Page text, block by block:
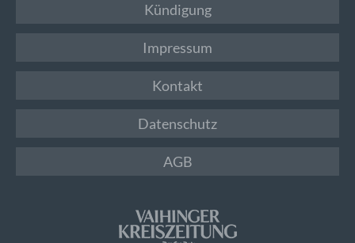
Kündigung
Impressum
Kontakt
Datenschutz
AGB